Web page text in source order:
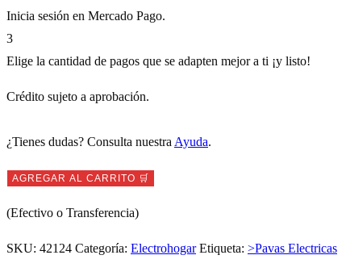
Inicia sesión en Mercado Pago.
3
Elige la cantidad de pagos que se adapten mejor a ti ¡y listo!
Crédito sujeto a aprobación.
¿Tienes dudas? Consulta nuestra Ayuda.
Pava
Philips
HD-
AGREGAR AL CARRITO 🛒
(Efectivo o Transferencia)
SKU: 42124 Categoría: Electrohogar Etiqueta: >Pavas Electricas